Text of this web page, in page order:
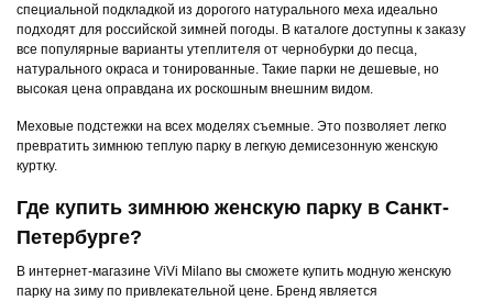
специальной подкладкой из дорогого натурального меха идеально
подходят для российской зимней погоды. В каталоге доступны к заказу
все популярные варианты утеплителя от чернобурки до песца,
натурального окраса и тонированные. Такие парки не дешевые, но
высокая цена оправдана их роскошным внешним видом.
Меховые подстежки на всех моделях съемные. Это позволяет легко
превратить зимнюю теплую парку в легкую демисезонную женскую
куртку.
Где купить зимнюю женскую парку в Санкт-
Петербурге?
В интернет-магазине ViVi Milano вы сможете купить модную женскую
парку на зиму по привлекательной цене. Бренд является